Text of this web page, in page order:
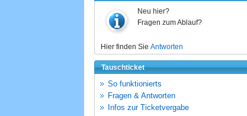
Neu hier?
Fragen zum Ablauf?
Hier finden Sie Antworten
Tauschticket
So funktionierts
Fragen & Antworten
Infos zur Ticketvergabe